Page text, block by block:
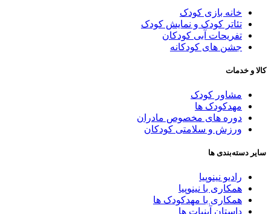
خانه بازی کودک
تئاتر کودک و نمایش کودک
تفریحات آبی کودکان
جشن های کودکانه
و خدمات
مشاور کودک
مهدکودک ها
دوره های مخصوص مادران
ورزش و سلامتی کودکان
دسته‌بندی ها
رادیو نینوپیا
همکاری با نینوپیا
همکاری با مهدکودک ها
داستان آبنبات ها